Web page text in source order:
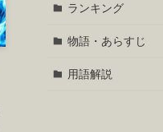
ランキング
物語・あらすじ
用語解説